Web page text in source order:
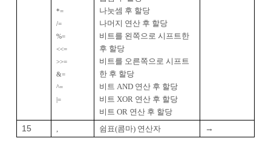
*=
/=
%=
<<=
>>=
&=
^=
|=
나눗셈 후 할당
나머지 연산 후 할당
비트를 왼쪽으로 시프트한
후 할당
비트를 오른쪽으로 시프트
한 후 할당
비트 AND 연산 후 할당
비트 XOR 연산 후 할당
비트 OR 연산 후 할당
15 , 쉼표(콤마) 연산자 →